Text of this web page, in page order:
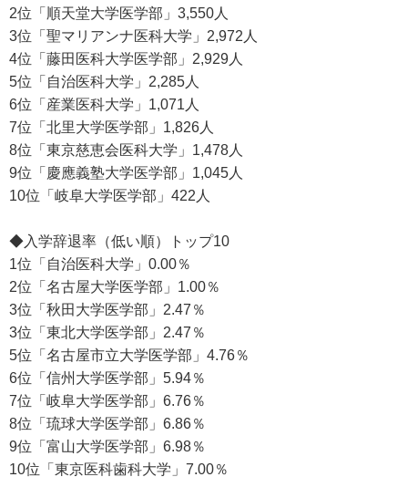
2位「順天堂大学医学部」3,550人
3位「聖マリアンナ医科大学」2,972人
4位「藤田医科大学医学部」2,929人
5位「自治医科大学」2,285人
6位「産業医科大学」1,071人
7位「北里大学医学部」1,826人
8位「東京慈恵会医科大学」1,478人
9位「慶應義塾大学医学部」1,045人
10位「岐阜大学医学部」422人
◆入学辞退率（低い順）トップ10
1位「自治医科大学」0.00％
2位「名古屋大学医学部」1.00％
3位「秋田大学医学部」2.47％
3位「東北大学医学部」2.47％
5位「名古屋市立大学医学部」4.76％
6位「信州大学医学部」5.94％
7位「岐阜大学医学部」6.76％
8位「琉球大学医学部」6.86％
9位「富山大学医学部」6.98％
10位「東京医科歯科大学」7.00％